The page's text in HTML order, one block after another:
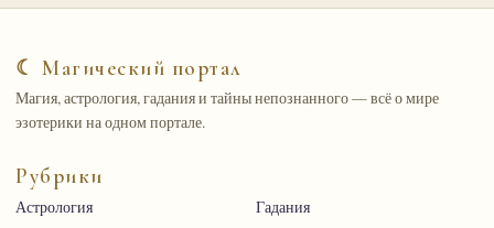
☾ Магический портал
Магия, астрология, гадания и тайны непознанного — всё о мире
эзотерики на одном портале.
Рубрики
Астрология
Гадания